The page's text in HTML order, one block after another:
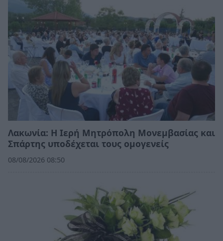
Λακωνία: Η Ιερή Μητρόπολη Μονεμβασίας και
Σπάρτης υποδέχεται τους ομογενείς
08/08/2026 08:50